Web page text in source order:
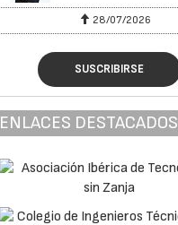
28/07/2026
SUSCRIBIRSE
ENLACES DESTACADOS